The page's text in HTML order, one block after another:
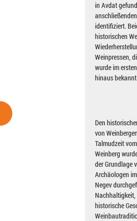
in Avdat
identifiziert.
historischen
Weinpressen,
wurde im
hinaus
Den
von
Talmudzeit
Weinberg
der Grundlage
Archäologen
Negev
Nachhaltigkeit,
historische